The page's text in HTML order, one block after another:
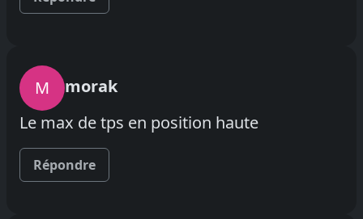
M
morak
Le max de tps en position haute
Répondre